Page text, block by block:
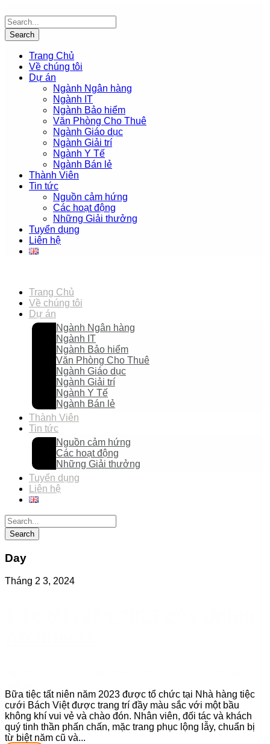
Trang Chủ
Về chúng tôi
Dự án
Ngành Ngân hàng
Ngành IT
Ngành Bảo hiểm
Văn Phòng Cho Thuê
Ngành Giáo dục
Ngành Giải trí
Ngành Y Tế
Ngành Bán lẻ
Thành Viên
Tin tức
Nguồn cảm hứng
Các hoạt động
Những Giải thưởng
Tuyển dụng
Liên hệ
Trang Chủ
Về chúng tôi
Dự án
Ngành Ngân hàng
Ngành IT
Ngành Bảo hiểm
Văn Phòng Cho Thuê
Ngành Giáo dục
Ngành Giải trí
Ngành Y Tế
Ngành Bán lẻ
Thành Viên
Tin tức
Nguồn cảm hứng
Các hoạt động
Những Giải thưởng
Tuyển dụng
Liên hệ
Day
Tháng 2 3, 2024
Bữa tiệc tất niên năm 2023 được tổ chức tại Nhà hàng tiệc
cưới Bách Việt được trang trí đầy màu sắc với một bầu
không khí vui vẻ và chào đón. Nhân viên, đối tác và khách
quý tinh thần phấn chấn, mặc trang phục lộng lẫy, chuẩn bị
từ biệt năm cũ và...